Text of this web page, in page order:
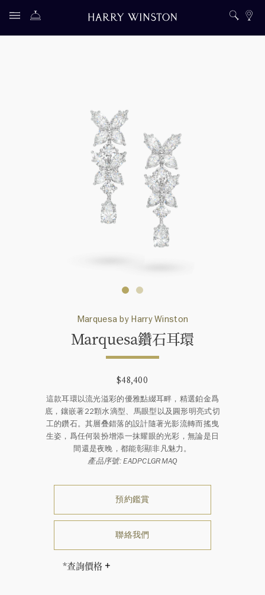
Marquesa by Harry Winston
Marquesa鑽石耳環
$48,400
這款耳環以流光溢彩的優雅點綴耳畔，精選鉑金爲
底，鑲嵌著22顆水滴型、馬眼型以及圓形明亮式切
工的鑽石。其層叠錯落的設計隨著光影流轉而搖曳
生姿，爲任何裝扮增添一抹耀眼的光彩，無論是日
間還是夜晚，都能彰顯非凡魅力。
產品序號: EADPCLGRMAQ
預約鑑賞
聯絡我們
*查詢價格